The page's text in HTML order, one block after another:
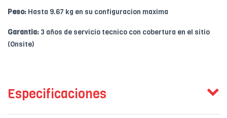
Peso: Hasta 9.67 kg en su configuracion maxima
Garantia: 3 años de servicio tecnico con cobertura en el sitio
(Onsite)
Especificaciones